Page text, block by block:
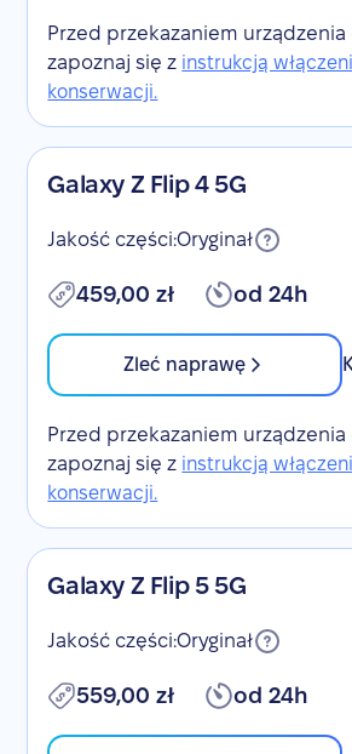
Przed przekazaniem
zapoznaj się z instrukcją
konserwacji.
Galaxy Z Flip 4 5G
Jakość części:Oryginał
459,00 zł od 24h
Zleć naprawę
Przed przekazaniem
zapoznaj się z instrukcją
konserwacji.
Galaxy Z Flip 5 5G
Jakość części:Oryginał
559,00 zł od 24h